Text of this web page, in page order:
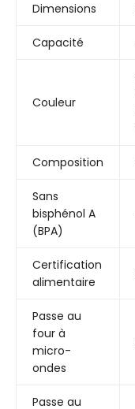
Dimensions
Capacité
Couleur
Composition
Sans
bisphénol A
(BPA)
Certification
alimentaire
Passe au
four à
micro-
ondes
Passe au